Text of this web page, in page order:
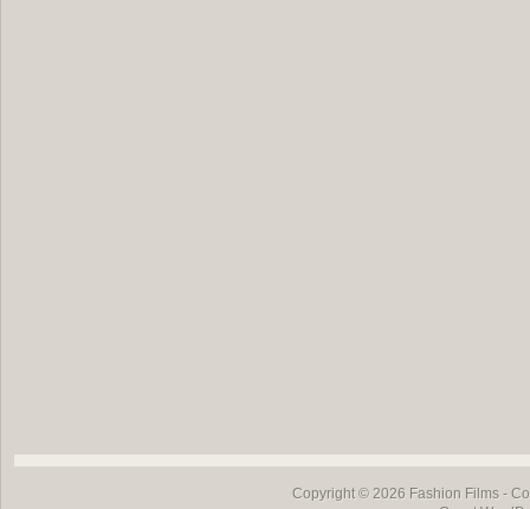
Copyright © 2026 Fashion Films-